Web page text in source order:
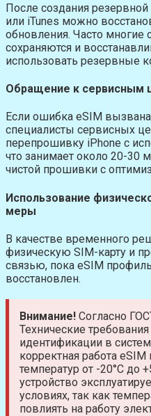
После создания
или iTunes можно
обновления. Часто
сохраняются и
использовать резервные
Обращение к сервисным
Если ошибка eSIM
специалисты сервисных
перепрошивку iPhone с
что занимает около 20-30
чистой прошивки с
Использование
меры
В качестве временного
физическую SIM-карту и
связью, пока eSIM
восстановлен.
Внимание! Согласно
Технические
идентификации в
корректная работа eSIM
температур от -20°C до
устройство
условиях, так как
повлиять на работу